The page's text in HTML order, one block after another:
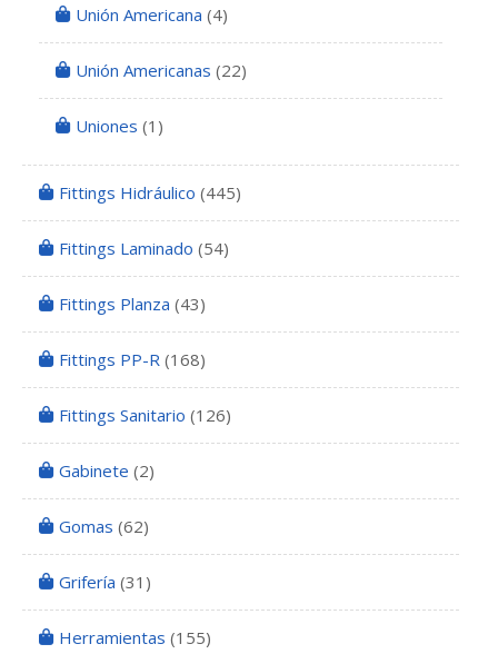
Unión Americana (4)
Unión Americanas (22)
Uniones (1)
Fittings Hidráulico (445)
Fittings Laminado (54)
Fittings Planza (43)
Fittings PP-R (168)
Fittings Sanitario (126)
Gabinete (2)
Gomas (62)
Grifería (31)
Herramientas (155)